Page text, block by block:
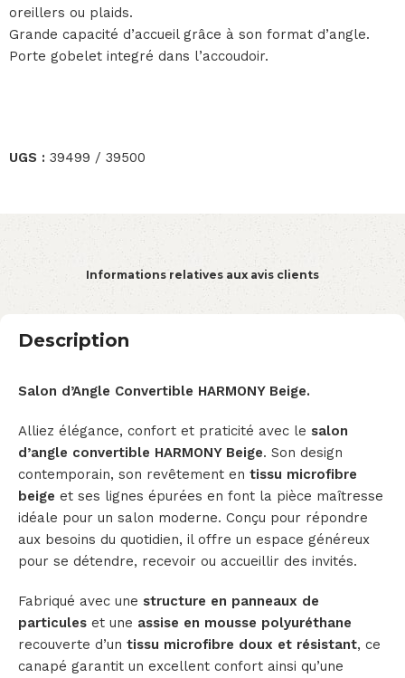
oreillers ou plaids.
Grande capacité d’accueil grâce à son format d’angle.
Porte gobelet integré dans l’accoudoir.
UGS : 39499 / 39500
Informations relatives aux avis clients
Description
Salon d’Angle Convertible HARMONY Beige.
Alliez élégance, confort et praticité avec le salon
d’angle convertible HARMONY Beige. Son design
contemporain, son revêtement en tissu microfibre
beige et ses lignes épurées en font la pièce maîtresse
idéale pour un salon moderne. Conçu pour répondre
aux besoins du quotidien, il offre un espace généreux
pour se détendre, recevoir ou accueillir des invités.
Fabriqué avec une structure en panneaux de
particules et une assise en mousse polyuréthane
recouverte d’un tissu microfibre doux et résistant, ce
canapé garantit un excellent confort ainsi qu’une